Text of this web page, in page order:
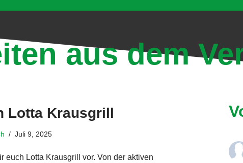
aus dem
Lotta Krausgrill
Juli 9, 2025
euch Lotta Krausgrill vor. Von der aktiven